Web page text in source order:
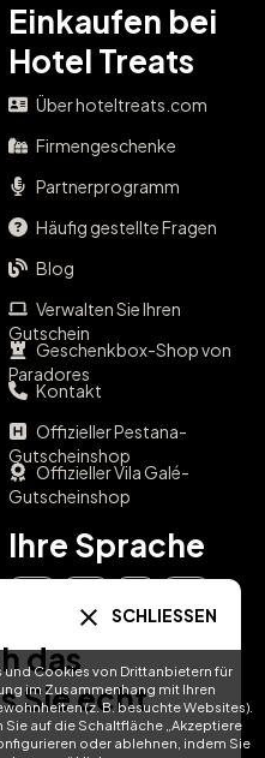
Cookies von Drittanbietern für
im Zusammenhang mit Ihren
(z. B. besuchte Websites).
auf die Schaltfläche „Akzeptiere
oder ablehnen, indem Sie
Einkaufen bei
Hotel Treats
Über hoteltreats.com
Firmengeschenke
Partnerprogramm
Häufig gestellte Fragen
Blog
Verwalten Sie Ihren
Gutschein
Geschenkbox-Shop von
Paradores
Kontakt
Offizieller Pestana-
Gutscheinshop
Offizieller Vila Galé-
Gutscheinshop
Ihre Sprache
DE FR
SCHLIESSEN
das
Sie echt